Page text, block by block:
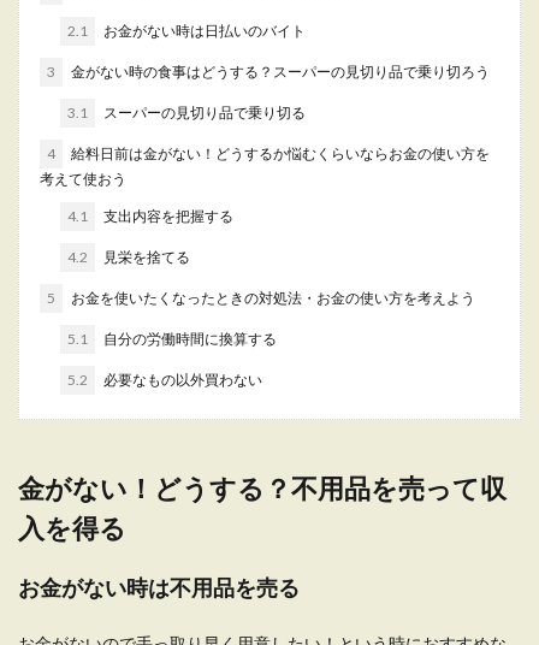
一人暮らしで熱帯魚を飼育！気になる
維持費や初期費用について
一人暮らしを始めると、家に帰った時の寂しさか
ん。しかし賃貸...
一人暮らしは献立で節約できる！選び
方やアレンジと購入のコツ
一人暮らしで食費をできるだけ節約したいと考え
2.1 お金がない時は日払いのバイト
3 金がない時の食事はどうする？スーパーの見切り品で乗り切ろう
3.1 スーパーの見切り品で乗り切る
4
給料日前は金がない！どうするか悩むくらいならお金の使い方を
考えて使おう
4.1 支出内容を把握する
4.2 見栄を捨てる
5 お金を使いたくなったときの対処法・お金の使い方を考えよう
5.1 自分の労働時間に換算する
5.2 必要なもの以外買わない
金がない！どうする？不用品を売って収
入を得る
お金がない時は不用品を売る